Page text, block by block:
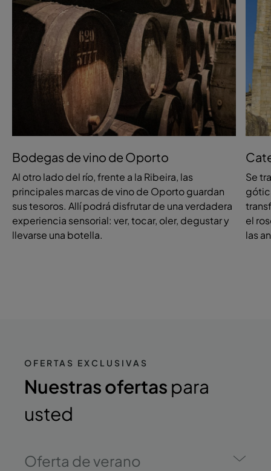
Bodegas de vino de Oporto
Al otro lado del río, frente a la Ribeira, las
principales marcas de vino de Oporto guardan
sus tesoros. Allí podrá disfrutar de una verdadera
experiencia sensorial: ver, tocar, oler, degustar y
llevarse una botella.
Se
el
las
OFERTAS EXCLUSIVAS
Nuestras ofertas para
usted
Oferta de verano